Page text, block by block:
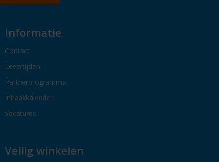
Informatie
Contact
Levertijden
Partnerprogramma
Inhaakkalender
Vacatures
Veilig winkelen